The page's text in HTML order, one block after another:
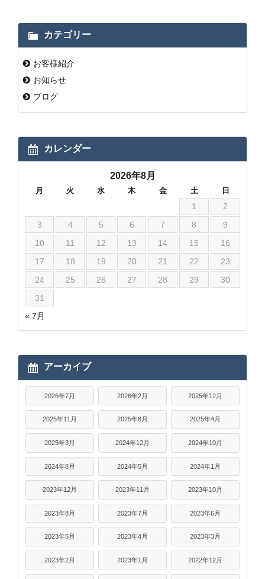
カテゴリー
お客様紹介
お知らせ
ブログ
カレンダー
2026年8月
月 火 水 木 金 土 日
« 7月
1
2
3
4 5 6 7 8
9
10
11 12 13 14 15
16
17
18 19 20 21 22
23
24
25 26 27 28 29
30
31
アーカイブ
2026年7月 2026年2月 2025年12月
2025年11月 2025年8月 2025年4月
2025年3月 2024年12月 2024年10月
2024年8月 2024年5月 2024年1月
2023年12月 2023年11月 2023年10月
2023年8月 2023年7月 2023年6月
2023年5月 2023年4月 2023年3月
2023年2月 2023年1月 2022年12月